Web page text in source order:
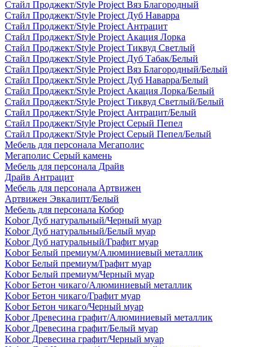
Стайл Проджект/Style Project Вяз Благородный
Стайл Проджект/Style Project Дуб Наварра
Стайл Проджект/Style Project Антрацит
Стайл Проджект/Style Project Акация Лорка
Стайл Проджект/Style Project Тиквуд Светлый
Стайл Проджект/Style Project Дуб Табак/Белый
Стайл Проджект/Style Project Вяз Благородный/Белый
Стайл Проджект/Style Project Дуб Наварра/Белый
Стайл Проджект/Style Project Акация Лорка/Белый
Стайл Проджект/Style Project Тиквуд Светлый/Белый
Стайл Проджект/Style Project Антрацит/Белый
Стайл Проджект/Style Project Серый Пепел
Стайл Проджект/Style Project Серый Пепел/Белый
Мебель для персонала Мегаполис
Мегаполис Серый камень
Мебель для персонала Драйв
Драйв Антрацит
Мебель для персонала Артвижен
Артвижен Эвкалипт/Белый
Мебель для персонала Кобор
Kobor Дуб натуральный/Черный муар
Kobor Дуб натуральный/Белый муар
Kobor Дуб натуральный/Графит муар
Kobor Белый премиум/Алюминиевый металлик
Kobor Белый премиум/Графит муар
Kobor Белый премиум/Черный муар
Kobor Бетон чикаго/Алюминиевый металлик
Kobor Бетон чикаго/Графит муар
Kobor Бетон чикаго/Черный муар
Kobor Древесина графит/Алюминиевый металлик
Kobor Древесина графит/Белый муар
Kobor Древесина графит/Черный муар